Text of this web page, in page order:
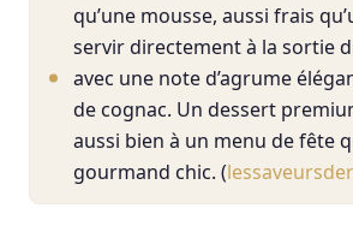
qu’une mousse, aussi frais
servir directement à la sortie
avec une note d’agrume
de cognac. Un dessert
aussi bien à un menu de fête
gourmand chic. (